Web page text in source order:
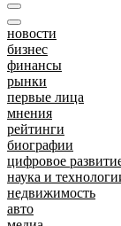
новости
бизнес
финансы
рынки
первые лица
мнения
рейтинги
биографии
цифровое
наука и
недвижимость
авто